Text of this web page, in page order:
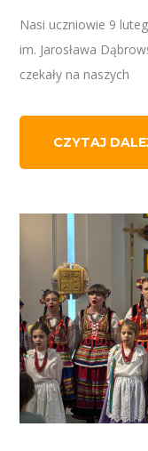
Nasi uczniowie 9
im. Jarosława
czekały na naszych
CZYTAJ